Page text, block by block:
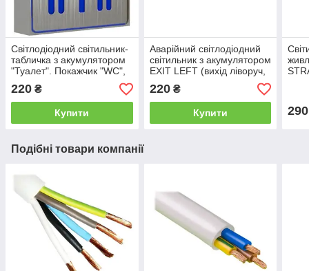
Світлодіодний світильник-
табличка з акумулятором
"Туалет". Покажчик "WC",
LED-NGS-35 1 W (вт)
NIGAS
220 ₴
Купити
Аварійний світлодіодний
світильник з акумулятором
EXIT LEFT (вихід ліворуч,
настінний), LED-NGS-38 3
W (вт) NIGAS
220₴
Купити 290
Подібні товари компанії